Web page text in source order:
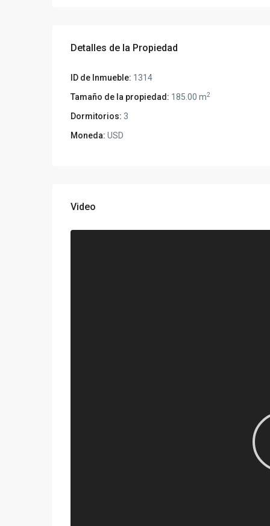
Detalles de la Propiedad
ID de Inmueble: 1314
Tamaño de la propiedad: 185.00 m2
Dormitorios: 3
Moneda: USD
Video